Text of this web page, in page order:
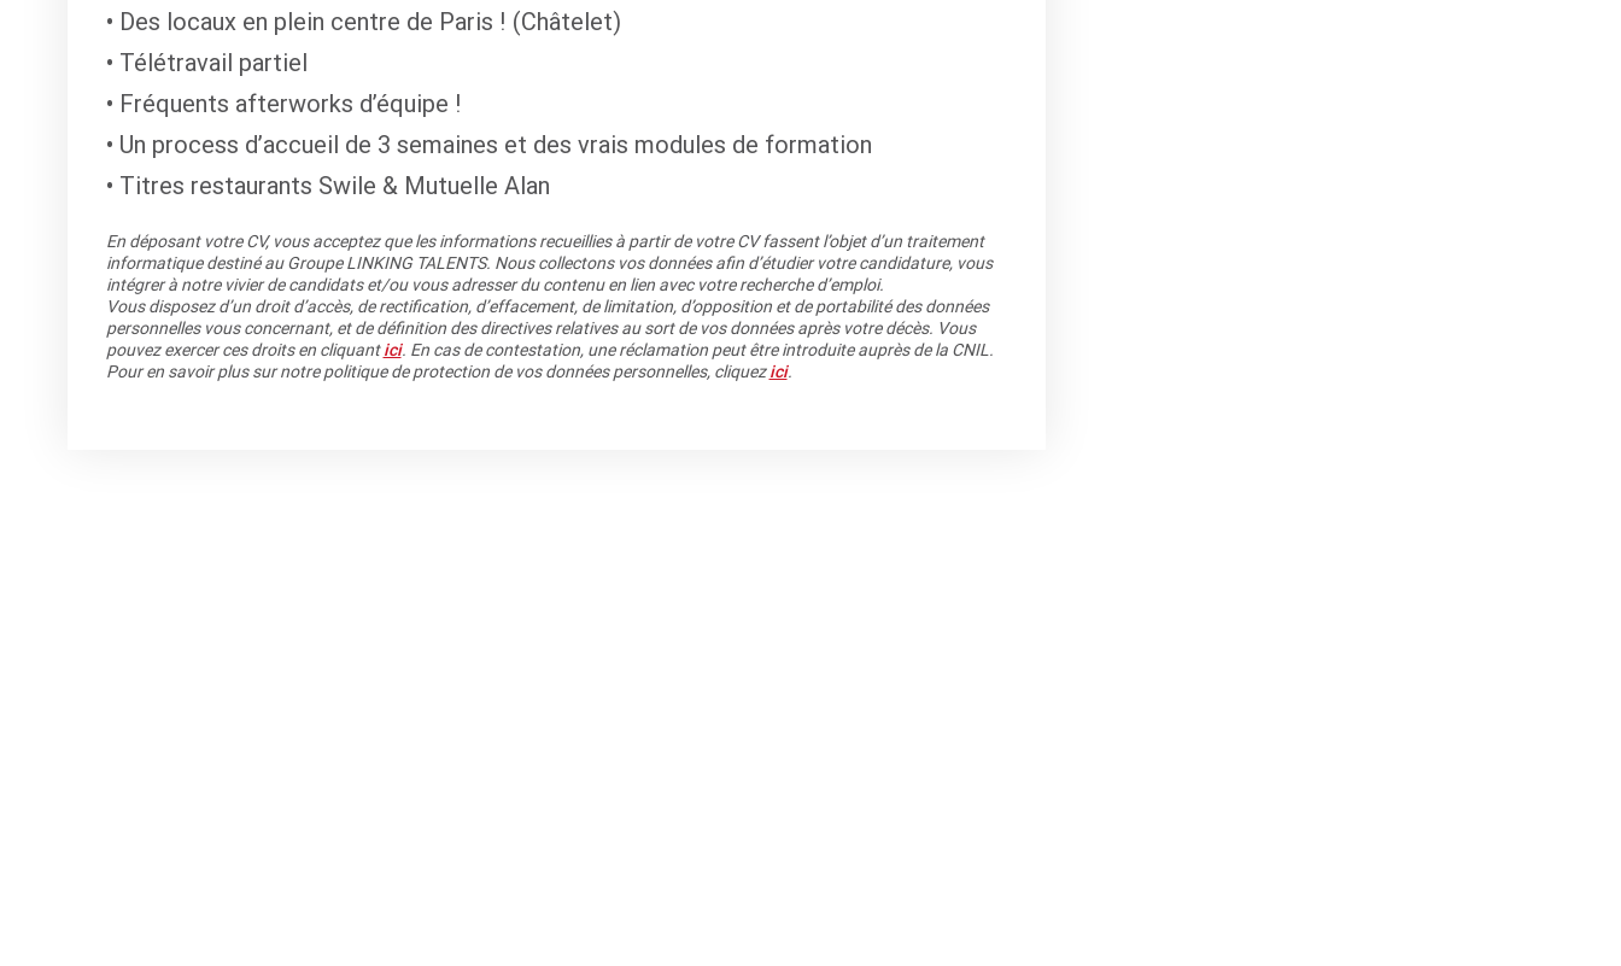
Des locaux en plein centre de Paris ! (Châtelet)
Télétravail partiel
Fréquents afterworks d’équipe !
Un process d’accueil de 3 semaines et des vrais modules de formation
Titres restaurants Swile & Mutuelle Alan
En déposant votre CV, vous acceptez que les informations recueillies à partir de votre CV fassent l’objet d’un traitement
informatique destiné au Groupe LINKING TALENTS. Nous collectons vos données afin d’étudier votre candidature, vous
intégrer à notre vivier de candidats et/ou vous adresser du contenu en lien avec votre recherche d’emploi.
Vous disposez d’un droit d’accès, de rectification, d’effacement, de limitation, d’opposition et de portabilité des données
personnelles vous concernant, et de définition des directives relatives au sort de vos données après votre décès. Vous
pouvez exercer ces droits en cliquantici. En cas de contestation, une réclamation peut être introduite auprès de la CNIL.
Pour en savoir plus sur notre politique de protection de vos données personnelles, cliquezici.